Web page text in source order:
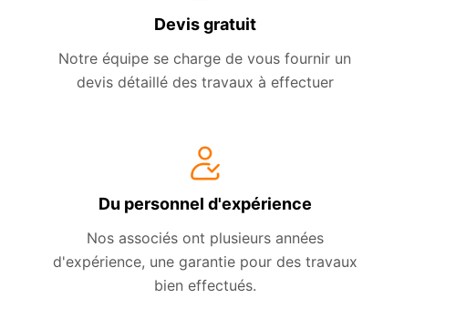
Devis gratuit
Notre équipe se charge de vous fournir un
devis détaillé des travaux à effectuer
Du personnel d'expérience
Nos associés ont plusieurs années
d'expérience, une garantie pour des travaux
bien effectués.